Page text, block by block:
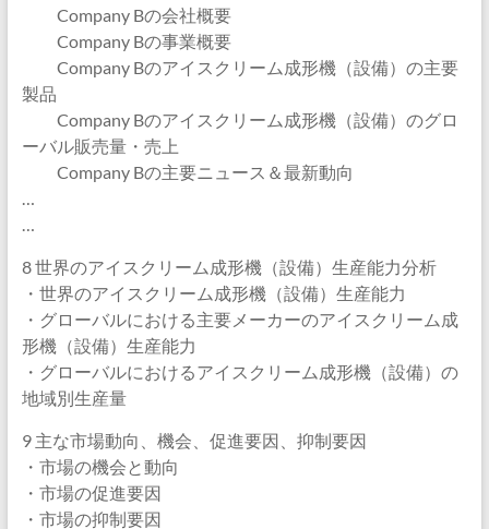
Company Bの会社概要
Company Bの事業概要
Company Bのアイスクリーム成形機（設備）の主要
製品
Company Bのアイスクリーム成形機（設備）のグロ
ーバル販売量・売上
Company Bの主要ニュース＆最新動向
…
…
8 世界のアイスクリーム成形機（設備）生産能力分析
・世界のアイスクリーム成形機（設備）生産能力
・グローバルにおける主要メーカーのアイスクリーム成
形機（設備）生産能力
・グローバルにおけるアイスクリーム成形機（設備）の
地域別生産量
9 主な市場動向、機会、促進要因、抑制要因
・市場の機会と動向
・市場の促進要因
・市場の抑制要因